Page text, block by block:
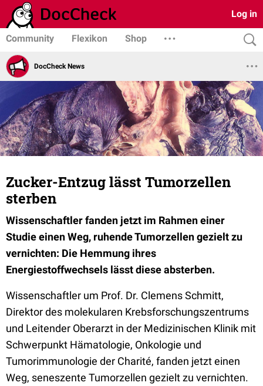
Log in
Community Flexikon Shop
DocCheck News
Zucker-Entzug lässt Tumorzellen
sterben
Wissenschaftler fanden jetzt im Rahmen einer
Studie einen Weg, ruhende Tumorzellen gezielt zu
vernichten: Die Hemmung ihres
Energiestoffwechsels lässt diese absterben.
Wissenschaftler um Prof. Dr. Clemens Schmitt,
Direktor des molekularen Krebsforschungszentrums
und Leitender Oberarzt in der Medizinischen Klinik mit
Schwerpunkt Hämatologie, Onkologie und
Tumorimmunologie der Charité, fanden jetzt einen
Weg, seneszente Tumorzellen gezielt zu vernichten.